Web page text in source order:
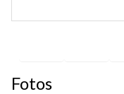
Fotos